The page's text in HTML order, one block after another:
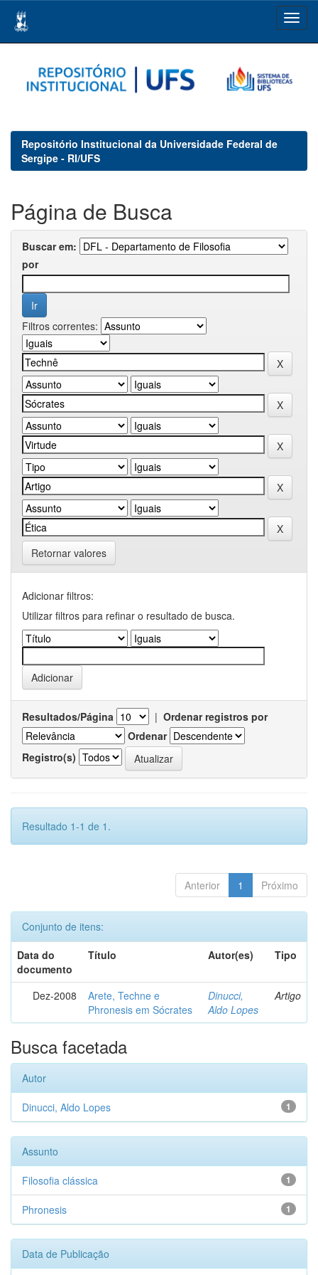
navigation
Repositório Institucional da Universidade Federal de
Sergipe - RI/UFS
Página de Busca
Buscar em:
por
Filtros correntes:
Retornar valores
Adicionar filtros:
Utilizar filtros para refinar o resultado de busca.
Resultados/Página | Ordenar registros por
Ordenar
Registro(s)
Resultado 1-1 de 1.
Anterior 1 Próximo
Conjunto de itens:
Data do
documento
Título Autor(es) Tipo
Dez-2008
Arete, Techne e
Phronesis em Sócrates
Dinucci,
Aldo Lopes
Artigo
Busca facetada
Autor
1
Dinucci, Aldo Lopes
Assunto
1
Filosofia clássica
1
Phronesis
Data de Publicação